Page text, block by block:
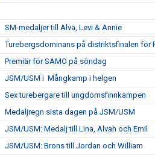
SM-medaljer till Alva, Levi & Annie
Turebergsdominans på distriktsfinalen för
Premiär för SAMO på söndag
JSM/USM i Mångkamp i helgen
Sex turebergare till ungdomsfinnkampen
Medaljregn sista dagen på JSM/USM
JSM/USM: Medalj till Lina, Alvah och Emil
JSM/USM: Brons till Jordan och William